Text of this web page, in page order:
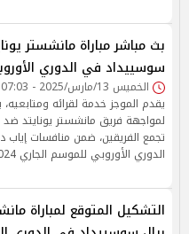
بث مباشر مباراة مانشستر
سوسييداد في الدوري
الخميس 13/مارس/2025 - 07:03 م
يقدم الموجز خدمة لقرائه
لمواجهة فريق مانشستر يونايتد
الدوري الأوروبي للموسم الجاري 2024-2025.
التشكيل المتوقع لمباراة